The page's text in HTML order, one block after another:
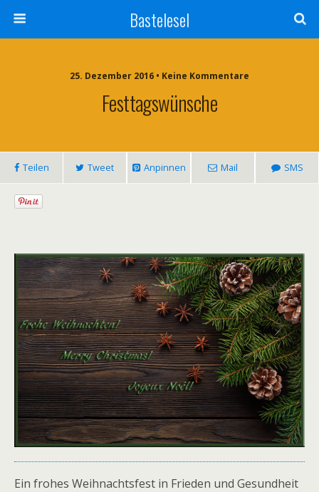
Bastelesel
25. Dezember 2016 • Keine Kommentare
Festtagswünsche
Teilen Tweet Anpinnen Mail SMS
Ein frohes Weihnachtsfest in Frieden und Gesundheit